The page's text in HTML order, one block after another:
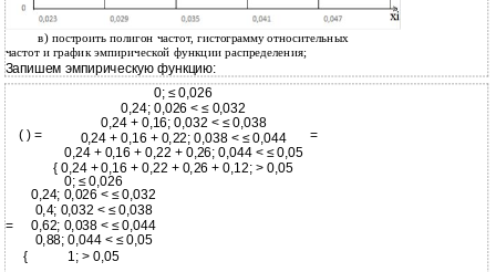
в) построить полигон частот, гистограмму относительных
частот и график эмпирической функции распределения;
Запишем эмпирическую функцию:
0; ≤ 0,026
0,24; 0,026 < ≤ 0,032
( ) =
0,24 + 0,16; 0,032 < ≤ 0,038
=
0,24 + 0,16 + 0,22; 0,038 < ≤ 0,044
0,24 + 0,16 + 0,22 + 0,26; 0,044 < ≤ 0,05
{ 0,24 + 0,16 + 0,22 + 0,26 + 0,12; > 0,05
0; ≤ 0,026
0,24; 0,026 < ≤ 0,032
=
0,4; 0,032 < ≤ 0,038
0,62; 0,038 < ≤ 0,044
0,88; 0,044 < ≤ 0,05
{
1; > 0,05